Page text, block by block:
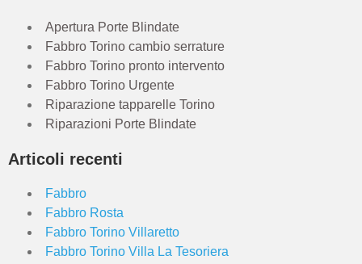
Apertura Porte Blindate
Fabbro Torino cambio serrature
Fabbro Torino pronto intervento
Fabbro Torino Urgente
Riparazione tapparelle Torino
Riparazioni Porte Blindate
Articoli recenti
Fabbro
Fabbro Rosta
Fabbro Torino Villaretto
Fabbro Torino Villa La Tesoriera